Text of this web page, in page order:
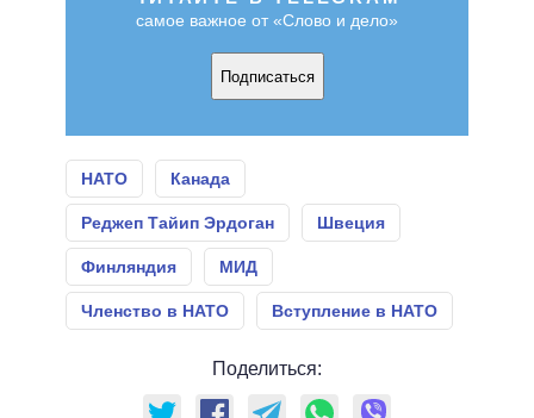
самое важное от «Слово и дело»
Подписаться
НАТО Канада
Реджеп Тайип Эрдоган Швеция
Финляндия МИД
Членство в НАТО Вступление в НАТО
Поделиться: